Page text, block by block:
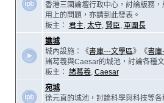
香港三國論壇行政中心，討論版務
用上的問題，亦請到此發表。
板主： 君主, 太守, 賢臣, 軍團長
譙城
城內設施：《書庫---文學區》《書庫
諸葛羲與Caesar的城池，討論各種
板主： 諸葛羲, Caesar
宛城
徐元直的城池，討論科學與科技等各